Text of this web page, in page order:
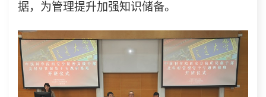
据，为管理提升加强知识储备。